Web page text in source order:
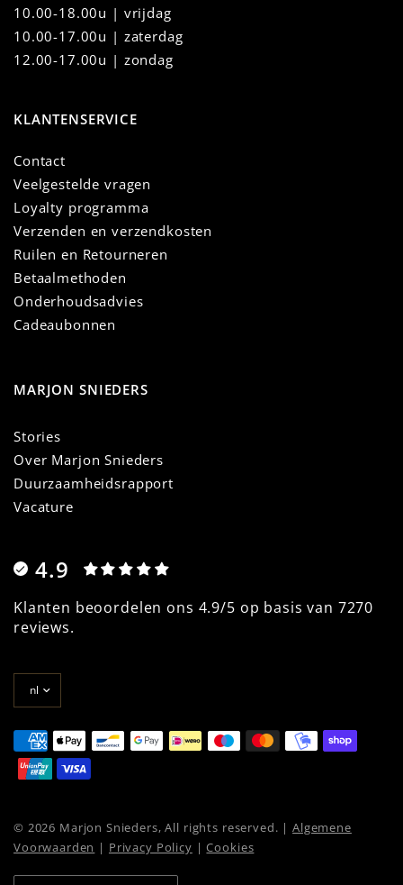
10.00-18.00u | vrijdag
10.00-17.00u | zaterdag
12.00-17.00u | zondag
KLANTENSERVICE
Contact
Veelgestelde vragen
Loyalty programma
Verzenden en verzendkosten
Ruilen en Retourneren
Betaalmethoden
Onderhoudsadvies
Cadeaubonnen
MARJON SNIEDERS
Stories
Over Marjon Snieders
Duurzaamheidsrapport
Vacature
4.9
Klanten beoordelen ons 4.9/5 op basis van 7270
reviews.
Land/regio
© 2026 Marjon Snieders, All rights reserved. |Algemene
Voorwaarden | Privacy Policy |Cookies